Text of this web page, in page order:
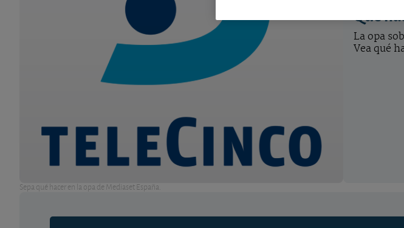
Sepa qué hacer en la opa de Mediaset España.
Qué
La opa
Vea qué